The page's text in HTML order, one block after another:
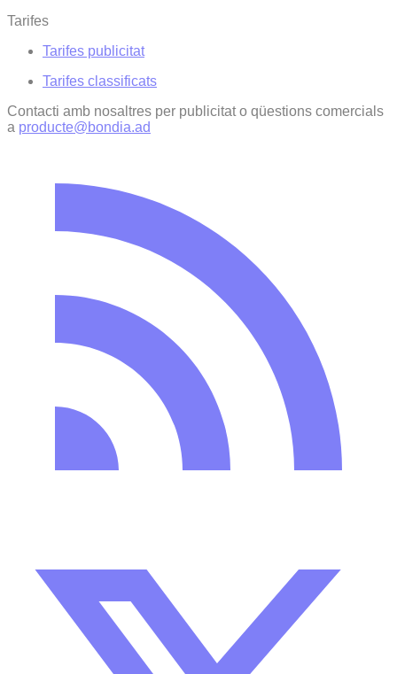
Tarifes
Tarifes publicitat
Tarifes classificats
Contacti amb nosaltres per publicitat o qüestions comercials
a producte@bondia.ad